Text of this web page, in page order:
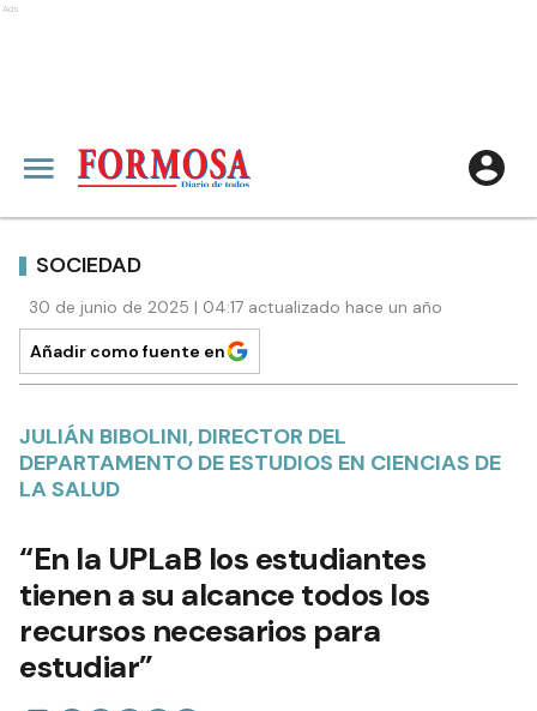
Ads
SOCIEDAD
30 de junio de 2025 | 04:17 actualizado hace un año
Añadir como fuente en
JULIÁN BIBOLINI, DIRECTOR DEL
DEPARTAMENTO DE ESTUDIOS EN CIENCIAS DE
LA SALUD
“En la UPLaB los estudiantes
tienen a su alcance todos los
recursos necesarios para
estudiar”